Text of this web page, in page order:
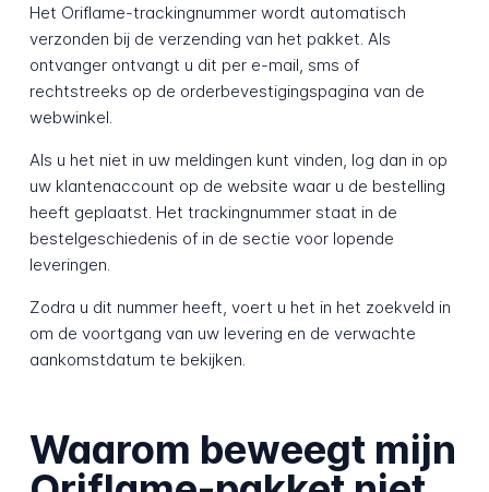
Het Oriflame-trackingnummer wordt automatisch
verzonden bij de verzending van het pakket. Als
ontvanger ontvangt u dit per e-mail, sms of
rechtstreeks op de orderbevestigingspagina van de
webwinkel.
Als u het niet in uw meldingen kunt vinden, log dan in op
uw klantenaccount op de website waar u de bestelling
heeft geplaatst. Het trackingnummer staat in de
bestelgeschiedenis of in de sectie voor lopende
leveringen.
Zodra u dit nummer heeft, voert u het in het zoekveld in
om de voortgang van uw levering en de verwachte
aankomstdatum te bekijken.
Waarom beweegt mijn